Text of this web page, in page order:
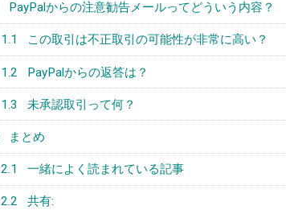
PayPalからの注意勧告メールってどういう内容？
1.1 この取引は不正取引の可能性が非常に高い？
1.2 PayPalからの返答は？
1.3 未承認取引って何？
まとめ
2.1 一緒によく読まれている記事
2.2 共有: